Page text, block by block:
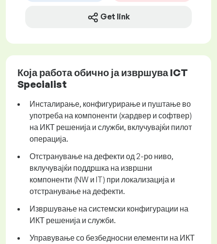
Get link
Која работа обично ја извршува ICT
Specialist
Инсталирање, конфигурирање и пуштање во
употреба на компоненти (хардвер и софтвер)
на ИКТ решенија и служби, вклучувајќи пилот
операција.
Отстранување на дефекти од 2-ро ниво,
вклучувајќи поддршка на извршни
компоненти (NW и IT) при локализација и
отстранување на дефекти.
Извршување на системски конфигурации на
ИКТ решенија и служби.
Управување со безбедносни елементи на ИКТ